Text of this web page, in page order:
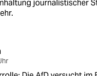
journalistischer